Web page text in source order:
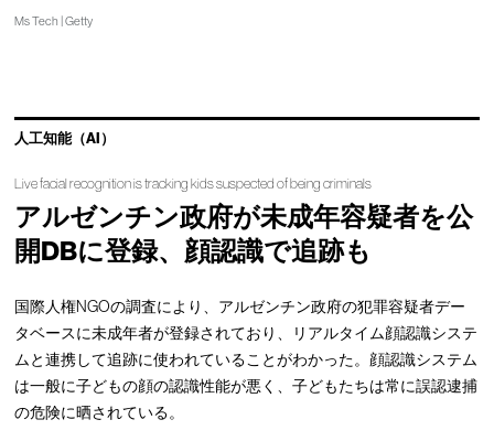
Ms Tech | Getty
人工知能（AI）
Live facial recognition is tracking kids suspected of being criminals
アルゼンチン政府が未成年容疑者を公
開DBに登録、顔認識で追跡も
国際人権NGOの調査により、アルゼンチン政府の犯罪容疑者デー
タベースに未成年者が登録されており、リアルタイム顔認識システ
ムと連携して追跡に使われていることがわかった。顔認識システム
は一般に子どもの顔の認識性能が悪く、子どもたちは常に誤認逮捕
の危険に晒されている。